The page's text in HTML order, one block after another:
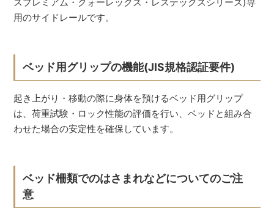
用のサイドレールです。
ベッド用グリップの機能(JIS規格認証要件)
起き上がり・移動の際に身体を預けるベッド用グリップ
は、荷重試験・ロック性能の評価を行い、ベッドと組み合
わせた場合の安定性を確保しています。
ベッド柵類でのはさまれなどについてのご注
意